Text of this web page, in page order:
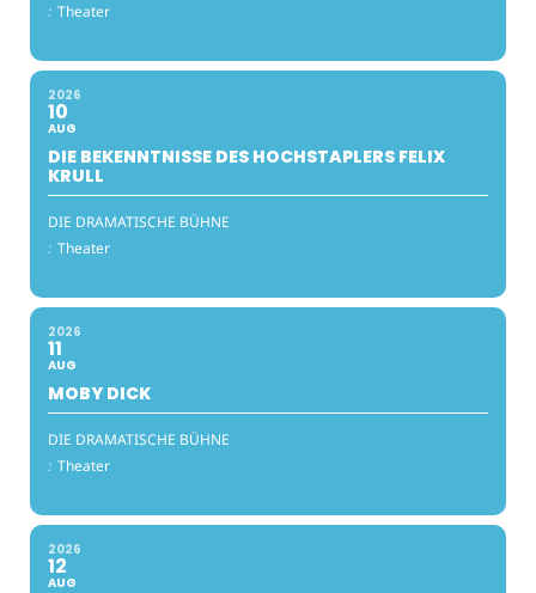
: Theater
2026
10
AUG
DIE BEKENNTNISSE DES HOCHSTAPLERS FELIX
KRULL
DIE DRAMATISCHE BÜHNE
: Theater
2026
11
AUG
MOBY DICK
DIE DRAMATISCHE BÜHNE
: Theater
2026
12
AUG